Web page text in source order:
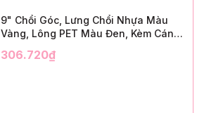
9" Chổi Góc, Lưng Chổi Nhựa Màu
Vàng, Lông PET Màu Đen, Kèm Cán
12 Bộ/Thùng (9" Angle Broom, Yellow
306.720₫